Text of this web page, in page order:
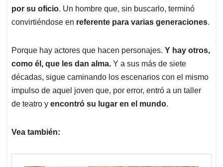
por su oficio. Un hombre que, sin buscarlo, terminó
convirtiéndose en referente para varias generaciones.
Porque hay actores que hacen personajes. Y hay otros,
como él, que les dan alma. Y a sus más de siete
décadas, sigue caminando los escenarios con el mismo
impulso de aquel joven que, por error, entró a un taller
de teatro y encontró su lugar en el mundo.
Vea también: